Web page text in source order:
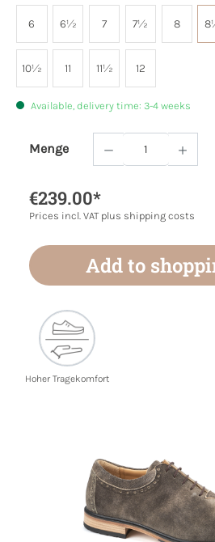
6 6½ 7 7½ 8
10½ 11 11½ 12
Available, delivery time: 3-4 weeks
Menge
Product Quantity:
€239.00*
Prices incl. VAT plus shipping costs
Add to
Hoher Tragekomfort